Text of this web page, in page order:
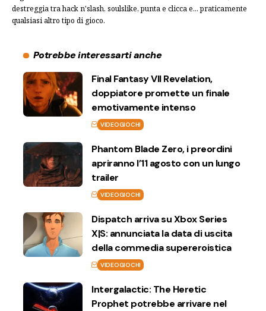
destreggia tra hack n'slash, soulslike, punta e clicca e... praticamente
qualsiasi altro tipo di gioco.
Potrebbe interessarti anche
Final Fantasy VII Revelation,
doppiatore promette un finale
emotivamente intenso
VIDEOGIOCHI
Phantom Blade Zero, i preordini
apriranno l’11 agosto con un lungo
trailer
VIDEOGIOCHI
Dispatch arriva su Xbox Series
X|S: annunciata la data di uscita
della commedia supereroistica
VIDEOGIOCHI
Intergalactic: The Heretic
Prophet potrebbe arrivare nel